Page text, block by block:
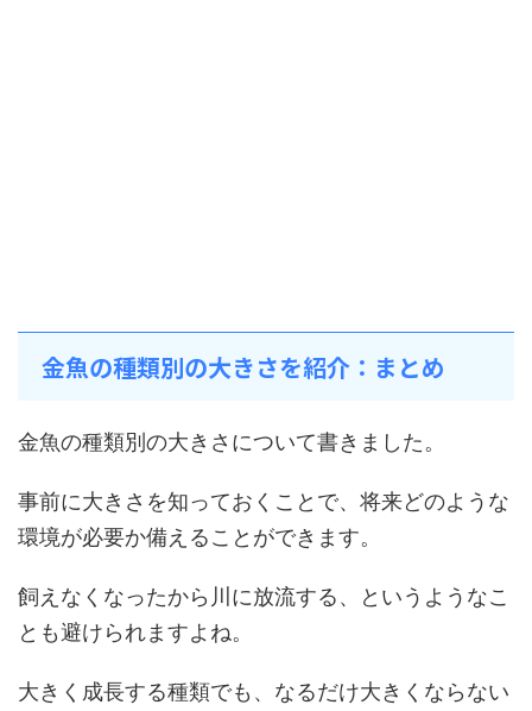
金魚の種類別の大きさを紹介：まとめ
金魚の種類別の大きさについて書きました。
事前に大きさを知っておくことで、将来どのような
環境が必要か備えることができます。
飼えなくなったから川に放流する、というようなこ
とも避けられますよね。
大きく成長する種類でも、なるだけ大きくならない